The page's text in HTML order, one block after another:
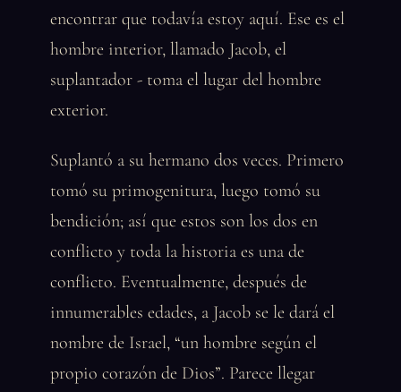
encontrar que todavía estoy aquí. Ese es el
hombre interior, llamado Jacob, el
suplantador - toma el lugar del hombre
exterior.
Suplantó a su hermano dos veces. Primero
tomó su primogenitura, luego tomó su
bendición; así que estos son los dos en
conflicto y toda la historia es una de
conflicto. Eventualmente, después de
innumerables edades, a Jacob se le dará el
nombre de Israel, “un hombre según el
propio corazón de Dios”. Parece llegar